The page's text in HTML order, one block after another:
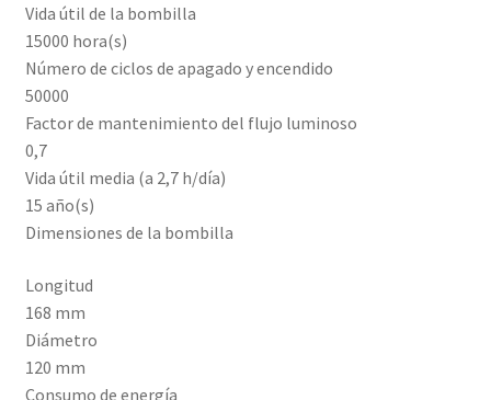
Vida útil de la bombilla
15000 hora(s)
Número de ciclos de apagado y encendido
50000
Factor de mantenimiento del flujo luminoso
0,7
Vida útil media (a 2,7 h/día)
15 año(s)
Dimensiones de la bombilla
Longitud
168 mm
Diámetro
120 mm
Consumo de energía